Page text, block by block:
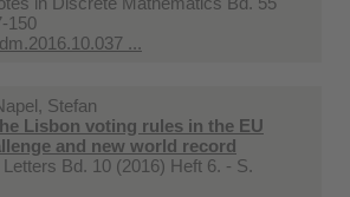
150
...
Stefan
Lisbon voting rules in the EU
and new world record
Bd. 10 (2016) Heft 6. - S.